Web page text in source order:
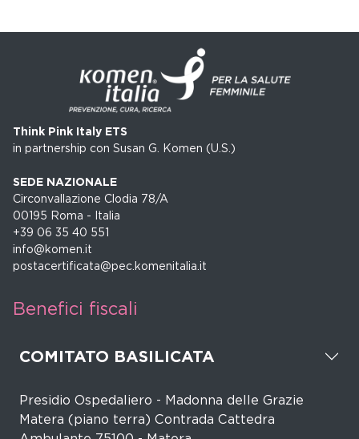
Think Pink Italy ETS
in partnership con Susan G. Komen (U.S.)
SEDE NAZIONALE
Circonvallazione Clodia 78/A
00195 Roma - Italia
+39 06 35 40 551
info@komen.it
postacertificata@pec.komenitalia.it
Benefici fiscali
COMITATO BASILICATA
Presidio Ospedaliero - Madonna delle Grazie
Matera (piano terra) Contrada Cattedra